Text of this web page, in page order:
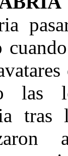
las
tras